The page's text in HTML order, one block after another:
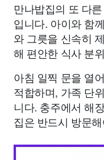
만나밥집의 또 다
입니다. 아이와 함
와 그릇을 신속히
해 편안한 식사 분
아침 일찍 문을 열
적합하며, 가족 단
니다. 충주에서 해
집은 반드시 방문